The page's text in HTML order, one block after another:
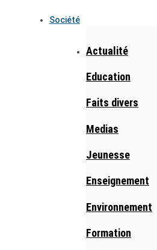
Société
Actualité
Education
Faits divers
Medias
Jeunesse
Enseignement
Environnement
Formation